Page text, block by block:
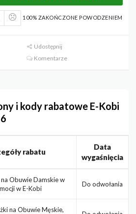
100% ZAKOŃCZONE POWODZENIEM
Udostępnij
Komentarze
i kody rabatowe E-Kobi
rabatu
Data
wygaśnięcia
Obuwie Damskie w
w E-Kobi
Do odwołania
na Obuwie Męskie,